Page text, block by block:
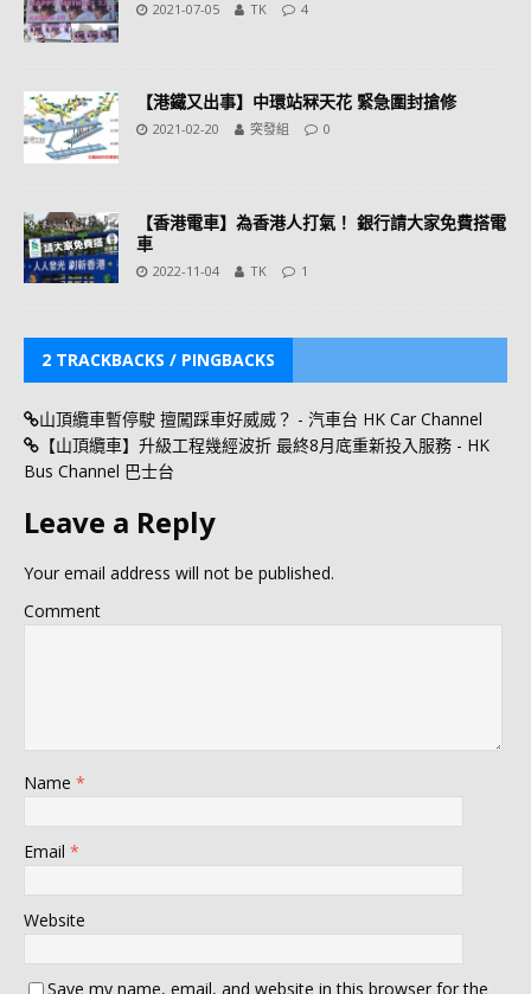
2021-07-05 TK 4
【港鐵又出事】中環站冧天花 緊急圍封搶修
2021-02-20 突發組 0
【香港電車】為香港人打氣！ 銀行請大家免費搭電
車
2022-11-04 TK 1
2 TRACKBACKS / PINGBACKS
山頂纜車暫停駛 擅闖踩車好威威？ - 汽車台 HK Car Channel
【山頂纜車】升級工程幾經波折 最終8月底重新投入服務 - HK
Bus Channel 巴士台
Leave a Reply
Your email address will not be published.
Comment
Name *
Email *
Website
Save my name, email, and website in this browser for the